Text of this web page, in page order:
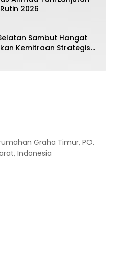
2026
Sambut Hangat
Kemitraan Strategis
Graha Timur, PO.
Indonesia